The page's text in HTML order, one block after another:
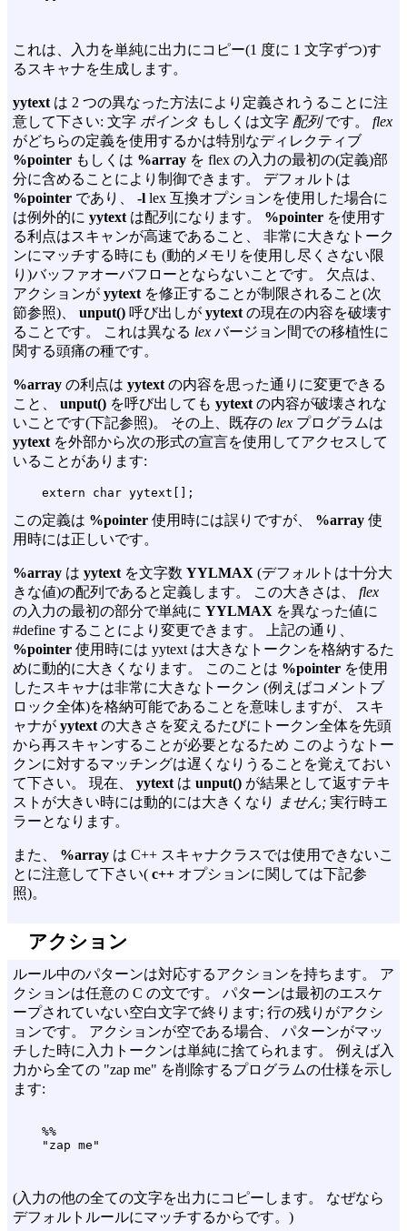
これは、入力を単純に出力にコピー(1 度に 1 文字ずつ)す
るスキャナを生成します。
yytext は 2 つの異なった方法により定義されうることに注
意して下さい: 文字 ポインタ もしくは文字 配列です。 flex
がどちらの定義を使用するかは特別なディレクティブ
%pointer もしくは %array を flex の入力の最初の(定義)部
分に含めることにより制御できます。 デフォルトは
%pointer であり、 -l lex 互換オプションを使用した場合に
は例外的に yytext は配列になります。 %pointer を使用す
る利点はスキャンが高速であること、 非常に大きなトーク
ンにマッチする時にも (動的メモリを使用し尽くさない限
り)バッファオーバフローとならないことです。 欠点は、
アクションが yytext を修正することが制限されること(次
節参照)、 unput() 呼び出しが yytext の現在の内容を破壊す
ることです。 これは異なる lex バージョン間での移植性に
関する頭痛の種です。
%array の利点は yytext の内容を思った通りに変更できる
こと、 unput() を呼び出しても yytext の内容が破壊されな
いことです(下記参照)。 その上、既存の lex プログラムは
yytext を外部から次の形式の宣言を使用してアクセスして
いることがあります:
この定義は %pointer 使用時には誤りですが、 %array 使
用時には正しいです。
%array は yytext を文字数 YYLMAX (デフォルトは十分大
きな値)の配列であると定義します。 この大きさは、 flex
の入力の最初の部分で単純に YYLMAX を異なった値に
#define することにより変更できます。 上記の通り、
%pointer 使用時には yytext は大きなトークンを格納するた
めに動的に大きくなります。 このことは %pointer を使用
したスキャナは非常に大きなトークン (例えばコメントブ
ロック全体)を格納可能であることを意味しますが、 スキ
ャナが yytext の大きさを変えるたびにトークン全体を先頭
から再スキャンすることが必要となるため このようなトー
クンに対するマッチングは遅くなりうることを覚えておい
て下さい。 現在、 yytext は unput() が結果として返すテキ
ストが大きい時には動的には大きくなり
ません; 実行時エ
ラーとなります。
また、 %array は C++ スキャナクラスでは使用できないこ
とに注意して下さい( c++ オプションに関しては下記参
照)。
アクション
ルール中のパターンは対応するアクションを持ちます。 ア
クションは任意の C の文です。 パターンは最初のエスケ
ープされていない空白文字で終ります; 行の残りがアクシ
ョンです。 アクションが空である場合、 パターンがマッ
チした時に入力トークンは単純に捨てられます。 例えば入
力から全ての "zap me" を削除するプログラムの仕様を示し
ます:
    %%
(入力の他の全ての文字を出力にコピーします。 なぜなら
デフォルトルールにマッチするからです。)